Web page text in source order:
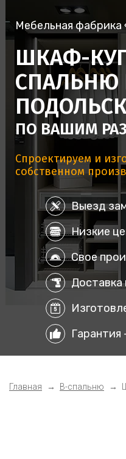
Мебельная
ШКАФ-
СПАЛЬНЮ
ПО ВАШИМ
Спроектируем и
собственном
Выезд
Низкие
Свое
Доставка
Гарантия
Главная В-спальню